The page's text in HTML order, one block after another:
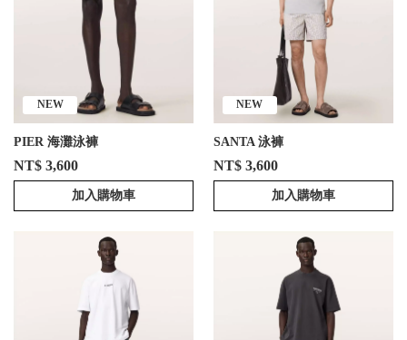
NEW
PIER 海灘泳褲
NT$ 3,600
加入購物車
NEW
SANTA 泳褲
NT$ 3,600
加入購物車